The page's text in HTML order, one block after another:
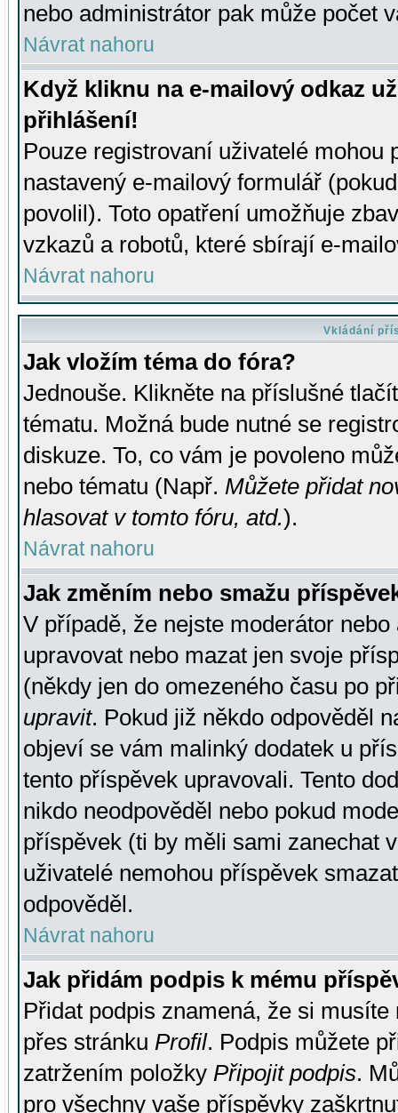
nebo administrátor pak může počet
Návrat nahoru
Když kliknu na e-mailový odkaz
přihlášení!
Pouze registrovaní uživatelé mohou
nastavený e-mailový formulář
povolil). Toto opatření umožňuje
vzkazů a robotů, které sbírají e-
Návrat nahoru
Vkládání
Jak vložím téma do fóra?
Jednouše. Klikněte na příslušné
tématu. Možná bude nutné se
diskuze. To, co vám je povoleno
nebo tématu (Např. Můžete přidat
hlasovat v tomto fóru, atd.).
Návrat nahoru
Jak změním nebo smažu
V případě, že nejste moderátor
upravovat nebo mazat jen svoje
(někdy jen do omezeného času po
upravit. Pokud již někdo odpověděl
objeví se vám malinký dodatek u
tento příspěvek upravovali. Tento
nikdo neodpověděl nebo pokud
příspěvek (ti by měli sami zanechat
uživatelé nemohou příspěvek
odpověděl.
Návrat nahoru
Jak přidám podpis k mému
Přidat podpis znamená, že si
přes stránku Profil. Podpis můžete
zatržením položky Připojit podpis.
pro všechny vaše příspěvky